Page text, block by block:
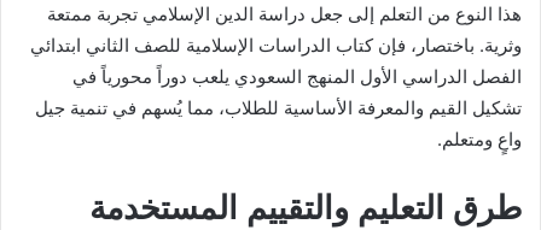
هذا النوع من التعلم إلى جعل دراسة الدين الإسلامي تجربة ممتعة
وثرية. باختصار، فإن كتاب الدراسات الإسلامية للصف الثاني ابتدائي
الفصل الدراسي الأول المنهج السعودي يلعب دوراً محورياً في
تشكيل القيم والمعرفة الأساسية للطلاب، مما يُسهم في تنمية جيل
واعٍ ومتعلم.
طرق التعليم والتقييم المستخدمة